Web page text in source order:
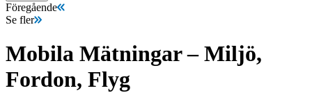
Föregående
Se fler
Mobila Mätningar – Miljö,
Fordon, Flyg